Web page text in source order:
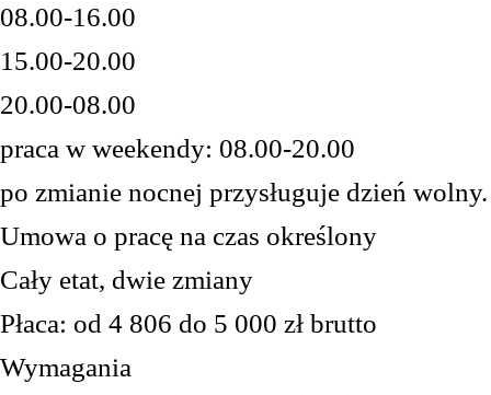
08.00-16.00
15.00-20.00
20.00-08.00
praca w weekendy: 08.00-20.00
po zmianie nocnej przysługuje dzień wolny.
Umowa o pracę na czas określony
Cały etat, dwie zmiany
Płaca: od 4 806 do 5 000 zł brutto
Wymagania